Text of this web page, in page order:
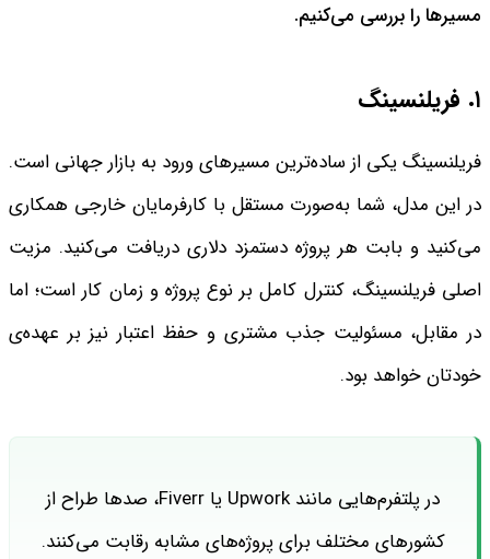
مسیرها را بررسی می‌کنیم.
۱. فریلنسینگ
فریلنسینگ یکی از ساده‌ترین مسیرهای ورود به بازار جهانی است.
در این مدل، شما به‌صورت مستقل با کارفرمایان خارجی همکاری
می‌کنید و بابت هر پروژه دستمزد دلاری دریافت می‌کنید. مزیت
اصلی فریلنسینگ، کنترل کامل بر نوع پروژه و زمان کار است؛ اما
در مقابل، مسئولیت جذب مشتری و حفظ اعتبار نیز بر عهده‌ی
خودتان خواهد بود.
در پلتفرم‌هایی مانند Upwork یا Fiverr، صدها طراح از
کشورهای مختلف برای پروژه‌های مشابه رقابت می‌کنند.